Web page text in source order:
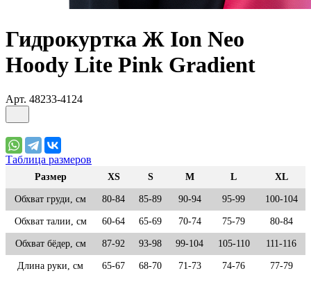
Гидрокуртка Ж Ion Neo
Hoody Lite Pink Gradient
Арт. 48233-4124
Таблица размеров
Размер XS S M L XL
Обхват груди, см 80-84 85-89 90-94 95-99 100-104
Обхват талии, см 60-64 65-69 70-74 75-79 80-84
Обхват бёдер, см 87-92 93-98 99-104 105-110 111-116
Длина руки, см 65-67 68-70 71-73 74-76 77-79